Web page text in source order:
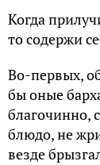
Когда
то содержи
Во-первых,
бы оные
благочинно,
блюдо, не
везде